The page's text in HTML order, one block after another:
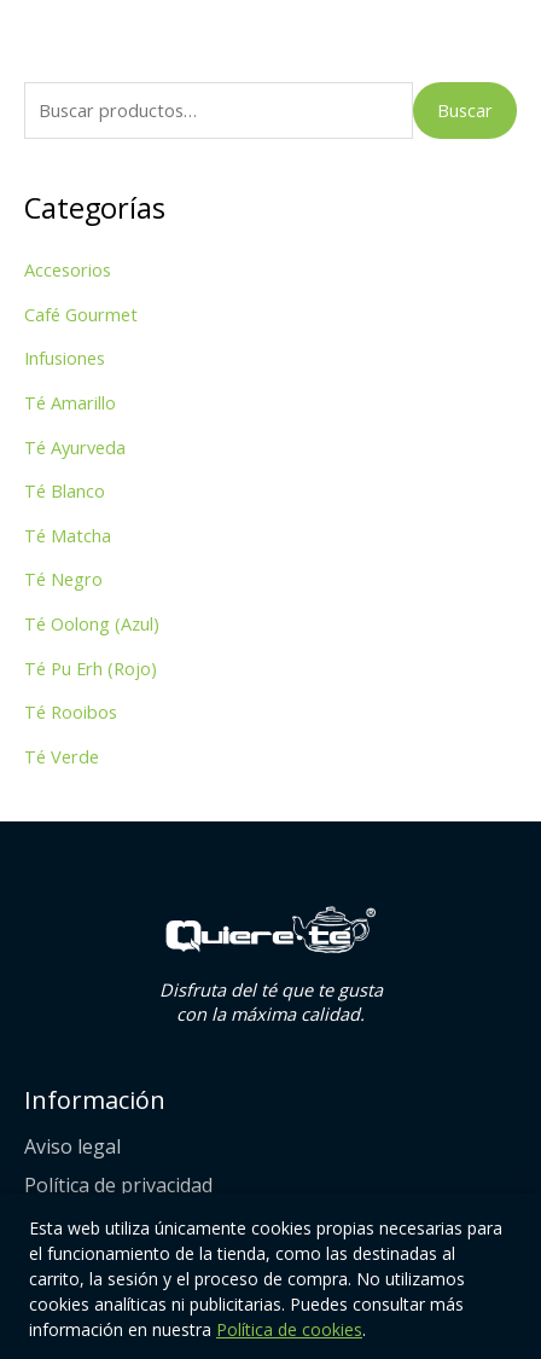
u
c
r
p
Buscar
Categorías
Accesorios
Café Gourmet
Infusiones
Té Amarillo
Té Ayurveda
Té Blanco
Té Matcha
Té Negro
Té Oolong (Azul)
Té Pu Erh (Rojo)
Té Rooibos
Té Verde
Disfruta del té que te gusta
con la máxima calidad.
Información
Aviso legal
Política de privacidad
Política de cookies
Condiciones de compra
Enlaces
Esta web utiliza únicamente cookies propias necesarias para
el funcionamiento de la tienda, como las destinadas al
carrito, la sesión y el proceso de compra. No utilizamos
cookies analíticas ni publicitarias. Puedes consultar más
información en nuestra Política de cookies.